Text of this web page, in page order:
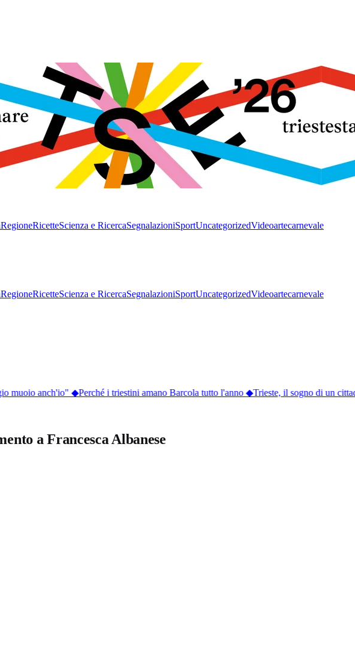
RegioneRicetteScienza e RicercaSegnalazioniSportUncategorizedVideoartecarnevale
RegioneRicetteScienza e RicercaSegnalazioniSportUncategorizedVideoartecarnevale
muoio anch'io"◆Perché i triestini amano Barcola tutto l'anno◆Trieste, il sogno di un
a Francesca Albanese